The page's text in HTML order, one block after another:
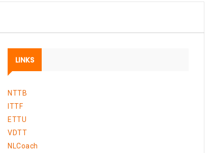
LINKS
NTTB
ITTF
ETTU
VDTT
NLCoach